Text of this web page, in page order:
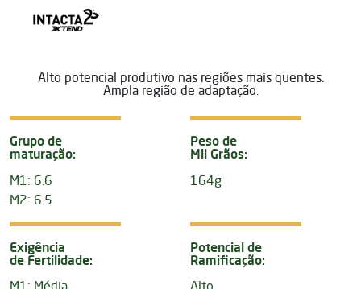
Alto potencial produtivo nas regiões mais quentes.
Ampla região de adaptação.
Grupo de
maturação:
M1: 6.6
M2: 6.5
Peso de
Mil Grãos:
164g
Exigência
de Fertilidade:
Potencial de
Ramificação: